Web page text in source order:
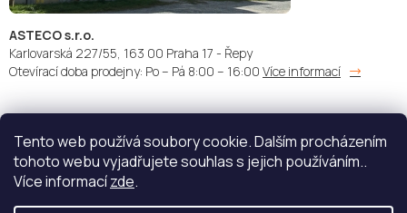
Tento web používá soubory cookie. Dalším procházením
tohoto webu vyjadřujete souhlas s jejich používáním..
Více informacízde.
ASTECO s.r.o.
Karlovarská 227/55, 163 00 Praha 17 - Řepy
Otevírací doba prodejny: Po – Pá 8:00 – 16:00 Více informací
Doprava: Platba: